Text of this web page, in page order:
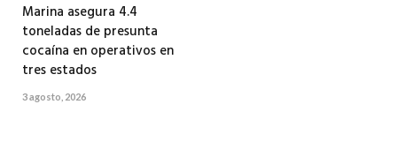
Marina asegura 4.4
toneladas de presunta
cocaína en operativos en
tres estados
3 agosto, 2026